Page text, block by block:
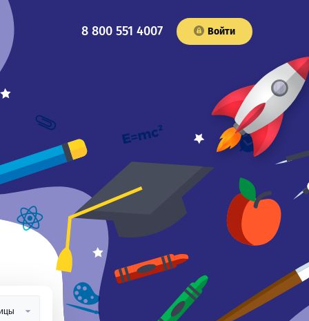
8 800 551 4007 Войти